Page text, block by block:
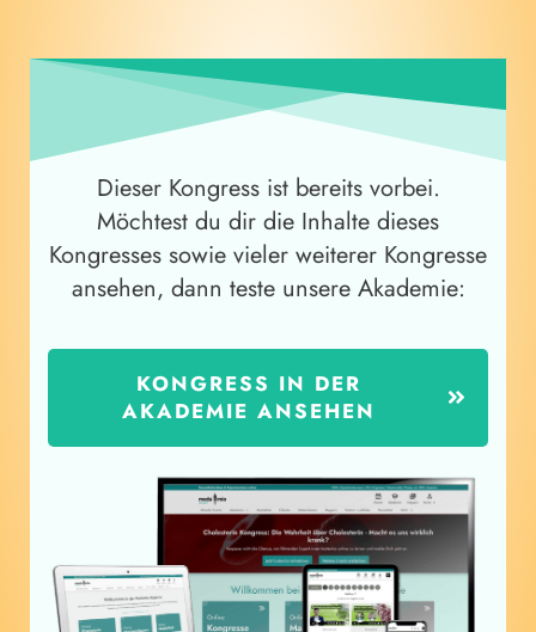
Dieser Kongress ist bereits vorbei.
Möchtest du dir die Inhalte dieses
Kongresses sowie vieler weiterer Kongresse
ansehen, dann teste unsere Akademie:
KONGRESS IN DER
AKADEMIE ANSEHEN